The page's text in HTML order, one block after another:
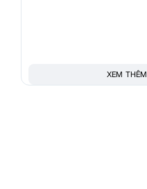
XEM THÊM